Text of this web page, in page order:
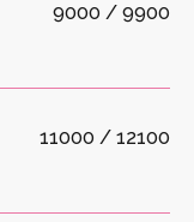
9000 / 9900
11000 / 12100